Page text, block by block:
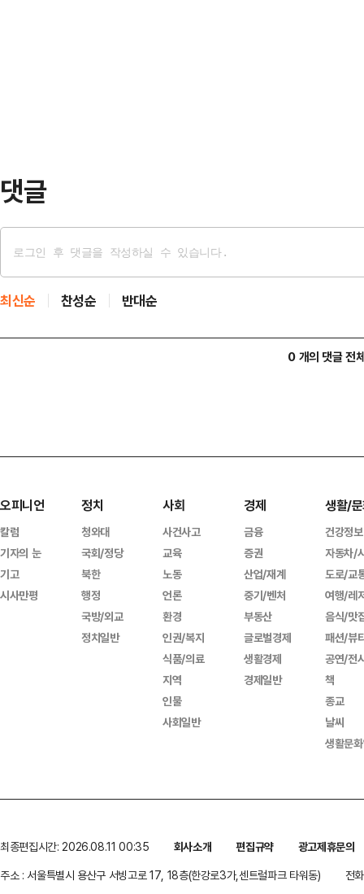
댓글
최신순 찬성순 반대순
0 개의 댓글 전
오피니언
칼럼
기자의 눈
기고
시사만평
정치
청와대
국회/정당
북한
행정
국방/외교
정치일반
사회
사건사고
교육
노동
언론
환경
인권/복지
식품/의료
지역
인물
사회일반
경제
금융
증권
산업/재계
중기/벤처
부동산
글로벌경제
생활경제
경제일반
생활/
건강정보
자동차/
도로/교
여행/레
음식/맛
패션/뷰
공연/전
책
종교
날씨
생활문
최종편집시간: 2026.08.11 00:35 회사소개 편집규약
광고제휴문의
주소 : 서울특별시 용산구 서빙고로 17, 18층(한강로3가,센트럴파크 타워동)
전